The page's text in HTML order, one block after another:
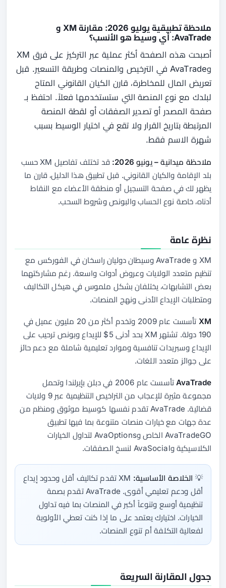
ملاحظة تطبيقية يوليو 2026: مقارنة XM و
AvaTrade: أي وسيط هو الأنسب؟
أصبحت هذه الصفحة أكثر عملية عبر التركيز على فرق XM
وAvaTrade في الترخيص والمنصات وطريقة التسعير. قبل
تعريض المال للمخاطرة، قارن الكيان القانوني المتاح
لبلدك مع نوع المنصة التي ستستخدمها فعلاً. احتفظ بـ
صفحة المصدر أو تصدير الصفقات أو لقطة المنصة
المرتبطة بتاريخ القرار ولا تقع في اختيار الوسيط بسبب
شهرة الاسم فقط.
ملاحظة ميدانية – يونيو 2026:
قد تختلف تفاصيل XM حسب
بلد الإقامة والكيان القانوني. قبل تطبيق هذا الدليل، قارن ما
يظهر لك في صفحة التسجيل أو منطقة الأعضاء مع النقاط
أدناه، خاصة نوع الحساب والبونص وشروط السحب.
نظرة عامة
XM و AvaTrade وسيطان دوليان راسخان في الفوركس مع
تنظيم متعدد الولايات وعروض أدوات واسعة. رغم مشاركتهما
بعض التشابهات، يختلفان بشكل ملموس في هيكل التكاليف
ومتطلبات الإيداع الأدنى ونهج المنصات.
XM
تأسست عام 2009 وتخدم أكثر من 20 مليون عميل في
190 دولة. تشتهر XM بحد أدنى 5$ للإيداع وبونص ترحيب على
الإيداع وسبريدات تنافسية وموارد تعليمية شاملة مع دعم حائز
على جوائز متعدد اللغات.
AvaTrade
تأسست عام 2006 في دبلن بإيرلندا وتحمل
مجموعة مثيرة للإعجاب من التراخيص التنظيمية عبر 9 ولايات
قضائية. AvaTrade تقدم نفسها كوسيط موثوق ومنظم من
عدة جهات مع خيارات منصات متنوعة بما فيها تطبيق
AvaTradeGO الخاص وAvaOptions لتداول الخيارات
الكلاسيكية وAvaSocial لنسخ الصفقات.
💡 الخلاصة الأساسية:
XM تقدم تكاليف أقل وحدود إيداع
أقل ودعم تعليمي أقوى. AvaTrade تقدم بصمة
تنظيمية أوسع وتنوعاً أكبر في المنصات بما فيه تداول
الخيارات. اختيارك يعتمد على ما إذا كنت تعطي الأولوية
لفعالية التكلفة أم تنوع المنصات.
جدول المقارنة السريعة